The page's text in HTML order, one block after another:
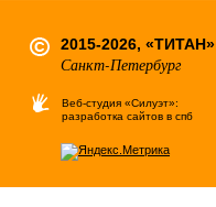
2015-2026, «ТИТАН»
Санкт-Петербург
Веб-студия «Силуэт»:
разработка сайтов в спб